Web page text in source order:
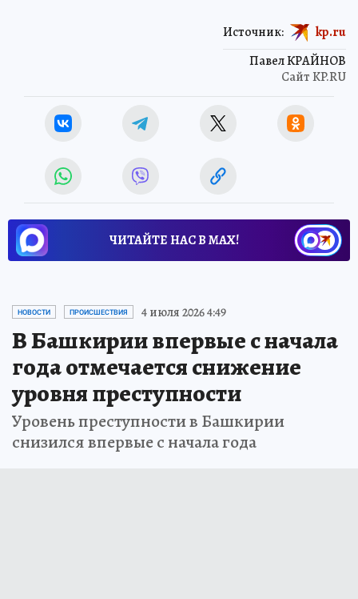
Павел КРАЙНОВ
Сайт KP.RU
Источник: kp.ru
ЧИТАЙТЕ НАС В МАХ!
НОВОСТИ ПРОИСШЕСТВИЯ 4 июля 2026 4:49
В Башкирии впервые с начала
года отмечается снижение
уровня преступности
Уровень преступности в Башкирии
снизился впервые с начала года